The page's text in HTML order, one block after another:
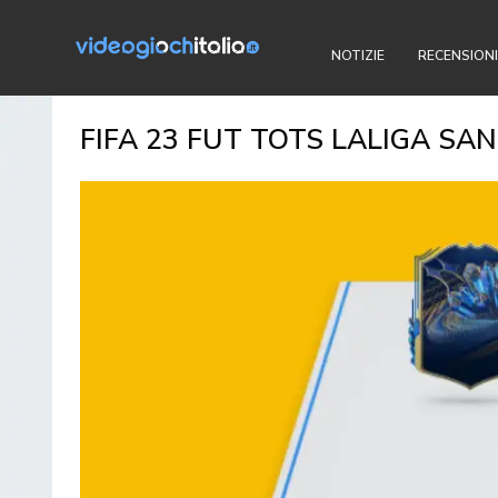
NOTIZIE RECENSIONI
FIFA 23 FUT TOTS LALIGA